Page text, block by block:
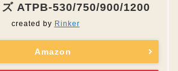
ズ ATPB-530/750/900/1200
created by Rinker
Amazon